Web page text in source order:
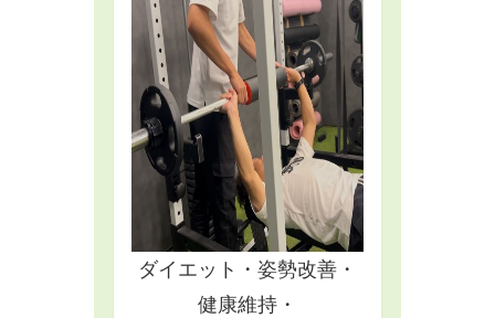
ダイエット・姿勢改善・
健康維持・